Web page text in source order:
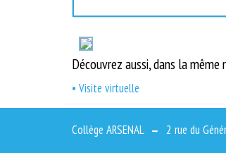
Découvrez aussi, dans la même
• Visite virtuelle
Collège ARSENAL 2 rue du